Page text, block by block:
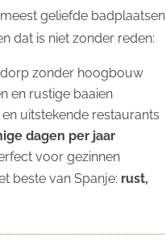
geliefde badplaatsen
dat is niet zonder reden:
zonder hoogbouw
en rustige baaien
uitstekende restaurants
dagen per jaar
voor gezinnen
beste van Spanje: rust,